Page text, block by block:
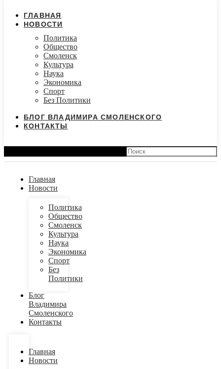
ГЛАВНАЯ
НОВОСТИ
Политика
Общество
Смоленск
Культура
Наука
Экономика
Спорт
Без Политики
БЛОГ ВЛАДИМИРА СМОЛЕНСКОГО
КОНТАКТЫ
Главная
Новости
Политика
Общество
Смоленск
Культура
Наука
Экономика
Спорт
Без
Политики
Блог
Владимира
Смоленского
Контакты
Главная
Новости